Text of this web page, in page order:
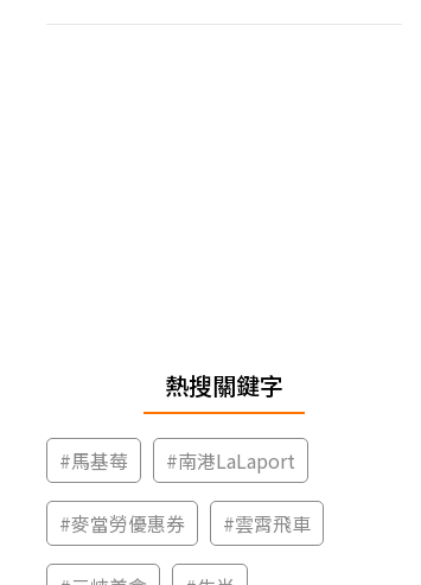
幕Switch遊戲區
熱搜關鍵字
#馬基莓 #南港LaLaport
#麥當勞優惠券 #雲霄飛車